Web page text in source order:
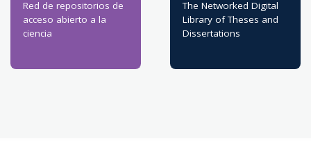
Red de repositorios de
acceso abierto a la
ciencia
The Networked Digital
Library of Theses and
Dissertations